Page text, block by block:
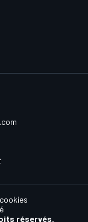
réservés.